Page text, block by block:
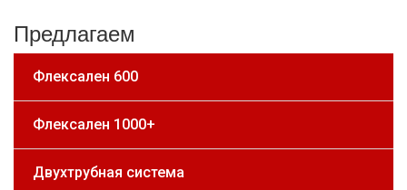
Предлагаем
Флексален 600
Флексален 1000+
Двухтрубная система